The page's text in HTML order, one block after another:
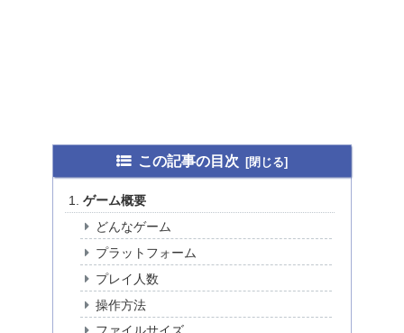
この記事の目次
ゲーム概要
どんなゲーム
プラットフォーム
プレイ人数
操作方法